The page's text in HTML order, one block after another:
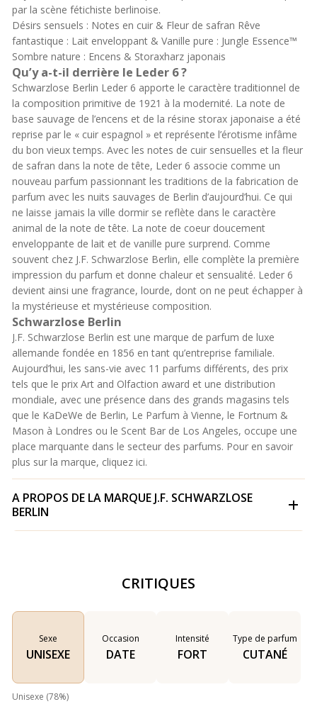
par la scène fétichiste berlinoise.
Désirs sensuels : Notes en cuir & Fleur de safran Rêve
fantastique : Lait enveloppant & Vanille pure : Jungle Essence™
Sombre nature : Encens & Storaxharz japonais
Qu’y a-t-il derrière le Leder 6 ?
Schwarzlose Berlin Leder 6 apporte le caractère traditionnel de
la composition primitive de 1921 à la modernité. La note de
base sauvage de l’encens et de la résine storax japonaise a été
reprise par le « cuir espagnol » et représente l’érotisme infâme
du bon vieux temps. Avec les notes de cuir sensuelles et la fleur
de safran dans la note de tête, Leder 6 associe comme un
nouveau parfum passionnant les traditions de la fabrication de
parfum avec les nuits sauvages de Berlin d’aujourd’hui. Ce qui
ne laisse jamais la ville dormir se reflète dans le caractère
animal de la note de tête. La note de coeur doucement
enveloppante de lait et de vanille pure surprend. Comme
souvent chez J.F. Schwarzlose Berlin, elle complète la première
impression du parfum et donne chaleur et sensualité. Leder 6
devient ainsi une fragrance, lourde, dont on ne peut échapper à
la mystérieuse et mystérieuse composition.
Schwarzlose Berlin
J.F. Schwarzlose Berlin est une marque de parfum de luxe
allemande fondée en 1856 en tant qu’entreprise familiale.
Aujourd’hui, les sans-vie avec 11 parfums différents, des prix
tels que le prix Art and Olfaction award et une distribution
mondiale, avec une présence dans des grands magasins tels
que le KaDeWe de Berlin, Le Parfum à Vienne, le Fortnum &
Mason à Londres ou le Scent Bar de Los Angeles, occupe une
place marquante dans le secteur des parfums. Pour en savoir
plus sur la marque, cliquez ici.
A PROPOS DE LA MARQUE J.F. SCHWARZLOSE
BERLIN
CRITIQUES
Sexe
UNISEXE
Occasion
DATE
Intensité
FORT
Type de parfum
CUTANÉ
Unisexe (78%)